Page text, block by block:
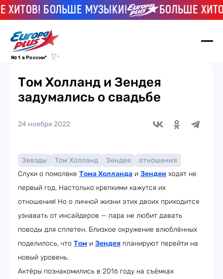
БОЛЬШЕ МУЗЫКИ! БОЛЬШЕ
№ 1 в России*
Том Холланд и Зендея
задумались о свадьбе
24 ноября 2022
Звезды Том Холланд Зендея
отношения
Слухи о помолвке Тома Холланда и Зендеи ходят не
первый год. Настолько крепкими кажутся их
отношения! Но о личной жизни этих двоих приходится
узнавать от инсайдеров — пара не любит давать
поводы для сплетен. Близкое окружение влюблённых
поделилось, что Том и Зендея планируют перейти на
новый уровень.
Актёры познакомились в 2016 году на съёмках